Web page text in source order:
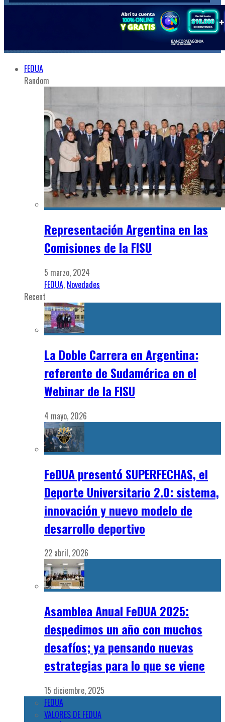
FEDUA
Random
Representación Argentina en las
Comisiones de la FISU
5 marzo, 2024
FEDUA, Novedades
Recent
La Doble Carrera en Argentina:
referente de Sudamérica en el
Webinar de la FISU
4 mayo, 2026
FeDUA presentó SUPERFECHAS, el
Deporte Universitario 2.0: sistema,
innovación y nuevo modelo de
desarrollo deportivo
22 abril, 2026
Asamblea Anual FeDUA 2025:
despedimos un año con muchos
desafíos; ya pensando nuevas
estrategias para lo que se viene
15 diciembre, 2025
FEDUA
VALORES DE FEDUA